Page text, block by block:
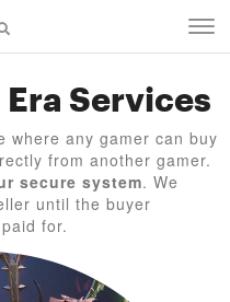
Services
where any gamer can buy
from another gamer.
secure system. We
until the buyer
for.